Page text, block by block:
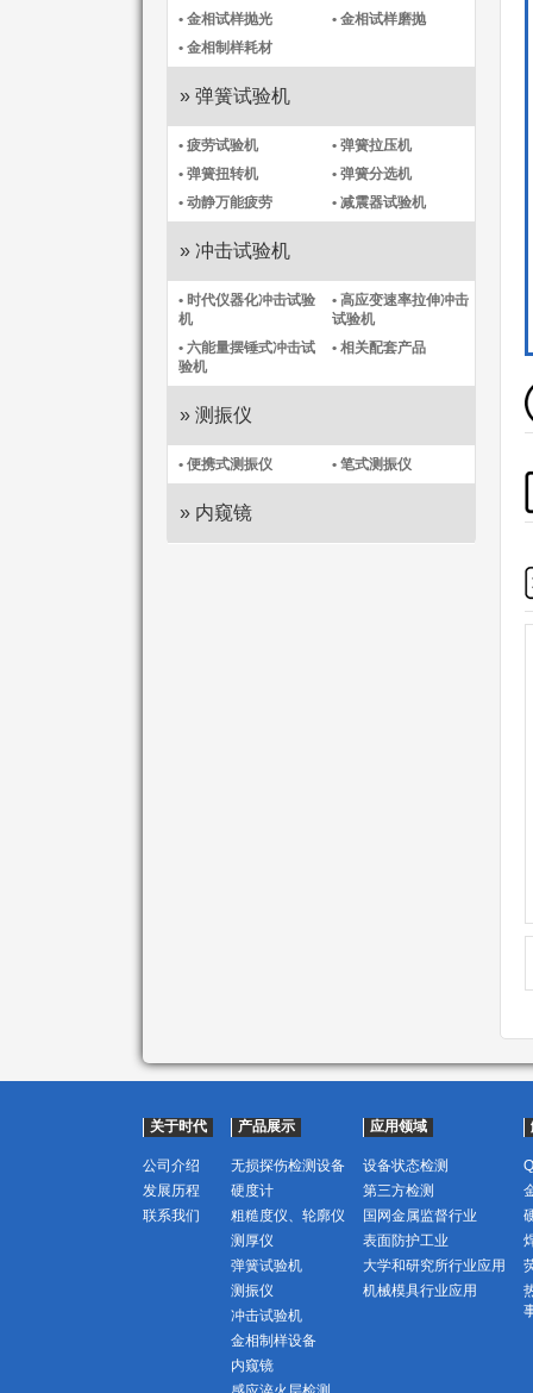
• 金相试样抛光
• 金相试样磨抛
• 金相制样耗材
» 弹簧试验机
• 疲劳试验机
• 弹簧拉压机
• 弹簧扭转机
• 弹簧分选机
• 动静万能疲劳
• 减震器试验机
» 冲击试验机
• 时代仪器化冲击试验
机​
• 高应变速率拉伸冲击
试验机
• 六能量摆锤式冲击试
验机
• 相关配套产品
» 测振仪
• 便携式测振仪​ • 笔式测振仪​
» 内窥镜
关于时代
公司介绍
发展历程
联系我们
产品展示
无损探伤检测设备
硬度计
粗糙度仪、轮廓仪
测厚仪
弹簧试验机
测振仪
冲击试验机
金相制样设备
内窥镜
应用领域
设备状态检测
第三方检测
国网金属监督行业
表面防护工业
大学和研究所行业应用
机械模具行业应用